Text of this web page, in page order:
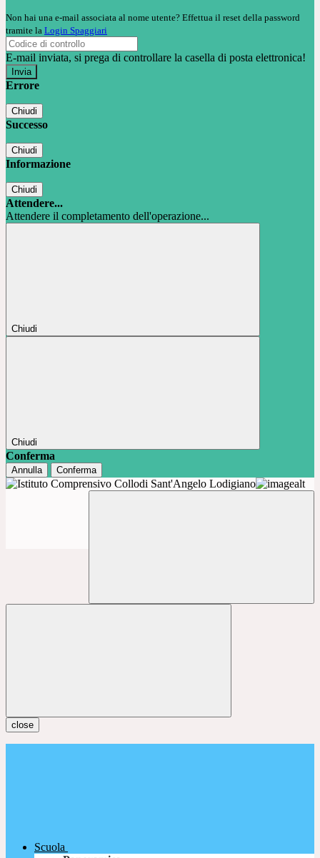
Non hai una e-mail associata al nome utente? Effettua il reset della password
tramite la Login Spaggiari
E-mail inviata, si prega di controllare la casella di posta elettronica!
Errore
Chiudi
Successo
Chiudi
Informazione
Chiudi
Attendere...
Attendere il completamento dell'operazione...
Chiudi
Chiudi
Conferma
Annulla Conferma
close
Scuola